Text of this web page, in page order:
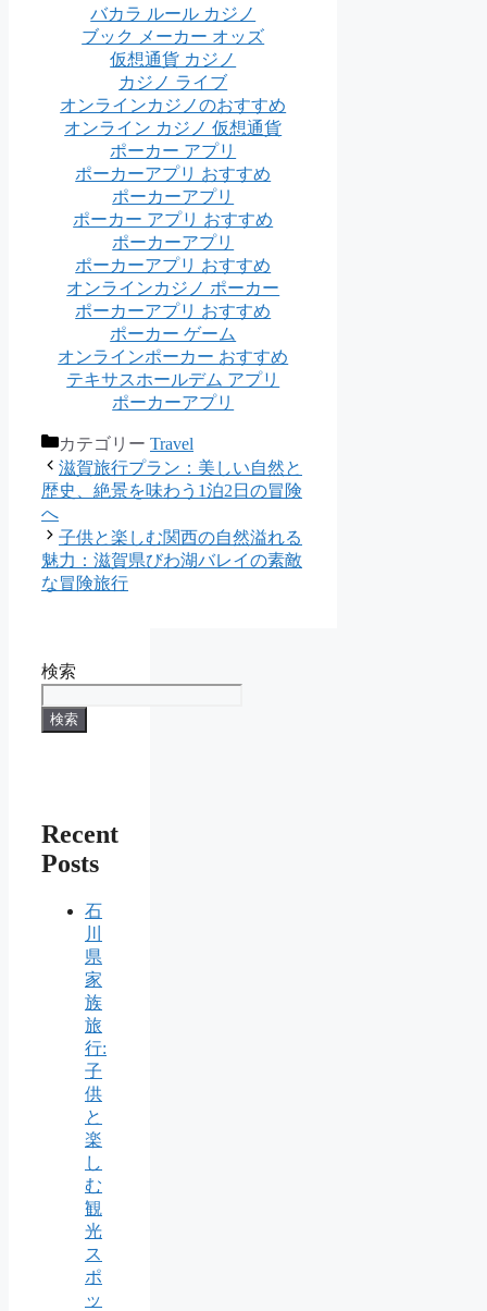
バカラ ルール カジノ
ブック メーカー オッズ
仮想通貨 カジノ
カジノ ライブ
オンラインカジノのおすすめ
オンライン カジノ 仮想通貨
ポーカー アプリ
ポーカーアプリ おすすめ
ポーカーアプリ
ポーカー アプリ おすすめ
ポーカーアプリ
ポーカーアプリ おすすめ
オンラインカジノ ポーカー
ポーカーアプリ おすすめ
ポーカー ゲーム
オンラインポーカー おすすめ
テキサスホールデム アプリ
ポーカーアプリ
カテゴリー Travel
滋賀旅行プラン：美しい自然と
歴史、絶景を味わう1泊2日の冒険
へ
子供と楽しむ関西の自然溢れる
魅力：滋賀県びわ湖バレイの素敵
な冒険旅行
検索
検索
Recent
Posts
石
川
県
家
族
旅
行:
子
供
と
楽
し
む
観
光
ス
ポ
ッ